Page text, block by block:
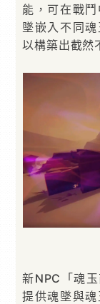
能，可在戰
墜嵌入不同
以構築出截然
新NPC「魂
提供魂墜與